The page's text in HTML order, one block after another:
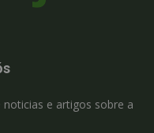
e artigos sobre a